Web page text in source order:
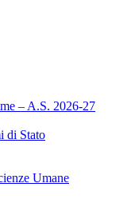
– A.S. 2026-27
di Stato
Umane